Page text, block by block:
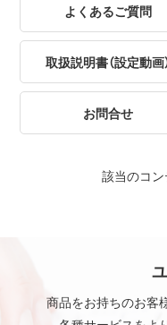
よくあるご質問
取扱説明書（設定動画
お問合せ
該当のコン
商品をお持ちのお客